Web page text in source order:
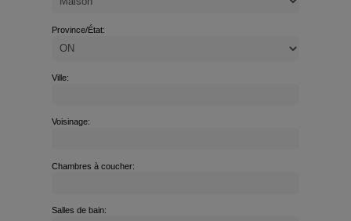
Province/État:
Ville:
Voisinage:
Chambres à coucher:
Salles de bain: